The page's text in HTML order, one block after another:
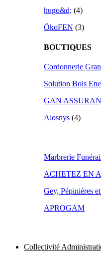
hugo&d; (4)
ÖkoFEN (3)
BOUTIQUES
Cordonnerie
Solution Bois
GAN
Alosnys (4)
Marbrerie
ACHETEZ EN
Gey, Pépinières
APROGAM
Collectivité